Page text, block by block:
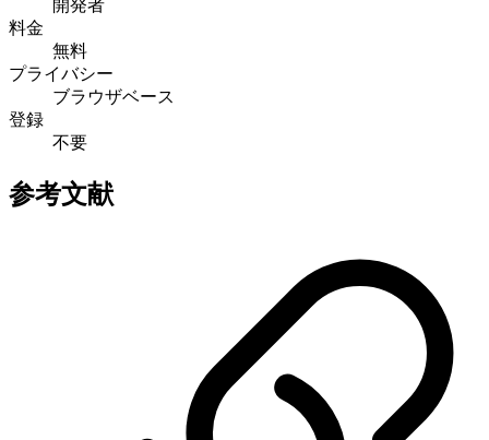
開発者
料金
無料
プライバシー
ブラウザベース
登録
不要
参考文献